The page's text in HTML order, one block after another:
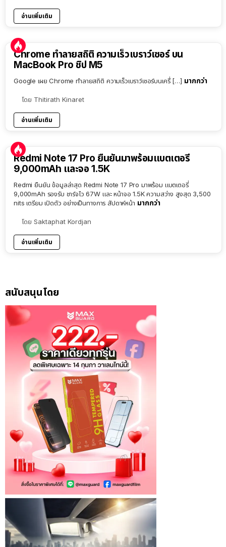
อ่านเพิ่มเติม
Chrome ทำลายสถิติ ความเร็วเบราว์เซอร์ บน
MacBook Pro ชิป M5
Google เผย Chrome ทำลายสถิติ ความเร็วเบราว์เซอร์บนเครื่ […] มากกว่า
โดย Thitirath Kinaret
อ่านเพิ่มเติม
Redmi Note 17 Pro ยืนยันมาพร้อมแบตเตอรี่
9,000mAh และจอ 1.5K
Redmi ยืนยัน ข้อมูลล่าสุด Redmi Note 17 Pro มาพร้อม แบตเตอรี่
9,000mAh รองรับ ชาร์จไว 67W และ หน้าจอ 1.5K ความสว่าง สูงสุด 3,500
nits เตรียม เปิดตัว อย่างเป็นทางการ สัปดาห์หน้า มากกว่า
โดย Saktaphat Kordjan
อ่านเพิ่มเติม
สนับสนุนโดย